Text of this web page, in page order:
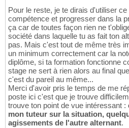
Pour le reste, je te dirais d'utiliser
compétence et progresser dans la
ça car de toutes façon rien ne
société dans laquelle tu as fait ton
pas. Mais c'est tout de même très
un minimum correctement car la
diplôme, si ta formation fonctionne
stage ne sert à rien alors au final
c'est du pareil au même...
Merci d'avoir pris le temps de me
poste ici c'est que je trouve
trouve ton point de vue intéressant :
mon tuteur sur la situation,
agissements de l'autre alternant.